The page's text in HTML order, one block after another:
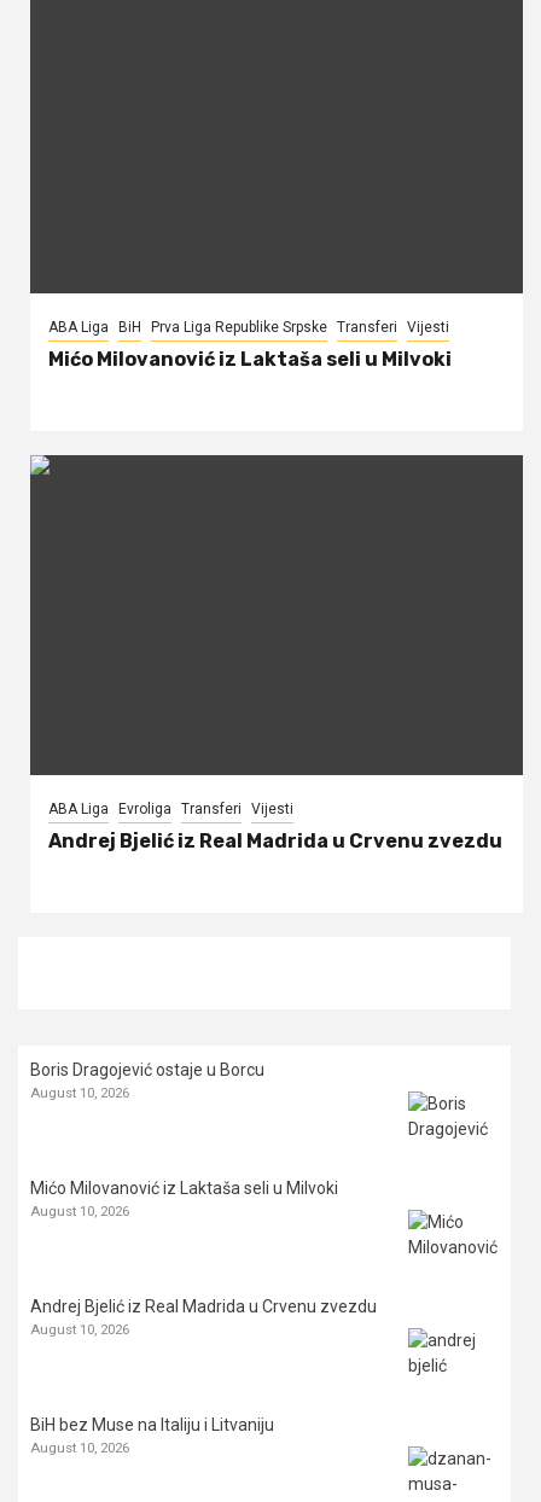
ABA Liga BiH Prva Liga Republike Srpske Transferi Vijesti
Mićo Milovanović iz Laktaša seli u Milvoki
ABA Liga Evroliga Transferi Vijesti
Andrej Bjelić iz Real Madrida u Crvenu zvezdu
Boris Dragojević ostaje u Borcu
August 10, 2026
Mićo Milovanović iz Laktaša seli u Milvoki
August 10, 2026
Andrej Bjelić iz Real Madrida u Crvenu zvezdu
August 10, 2026
BiH bez Muse na Italiju i Litvaniju
August 10, 2026